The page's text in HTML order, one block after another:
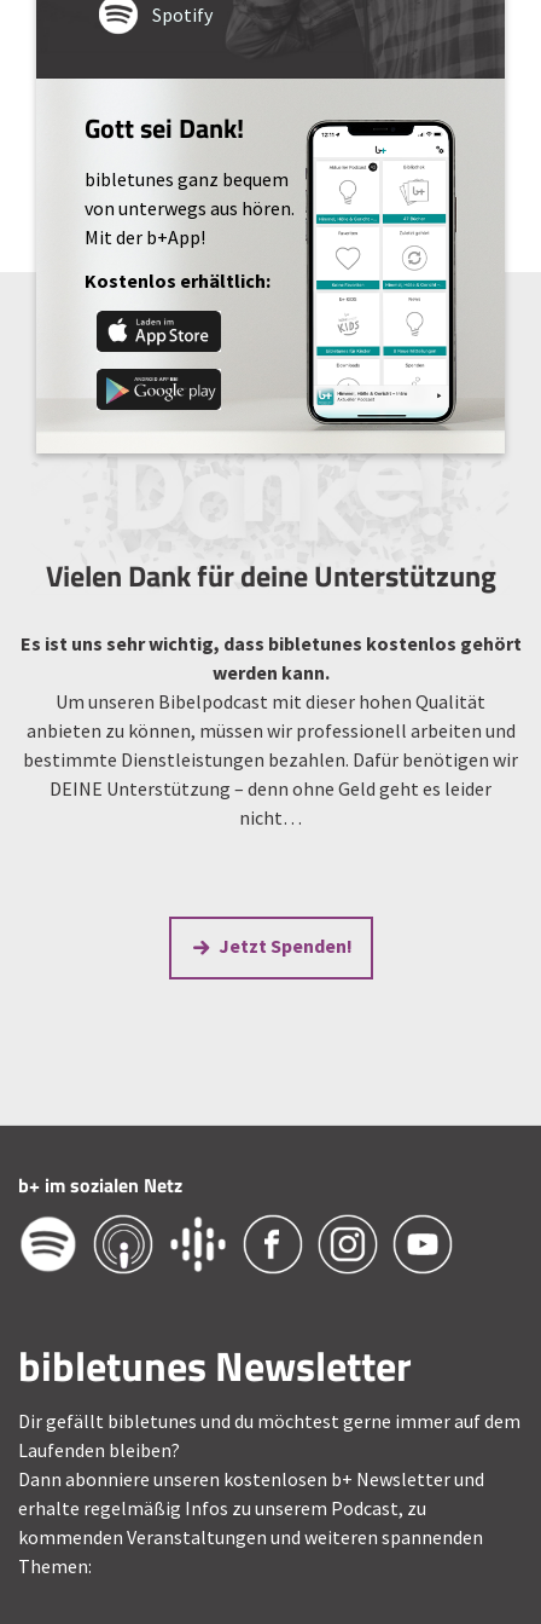
Spotify
Gott sei Dank!
bibletunes ganz bequem
von unterwegs aus hören.
Mit der b+App!
Kostenlos erhältlich:
Vielen Dank für deine Unterstützung
Es ist uns sehr wichtig, dass bibletunes kostenlos gehört
werden kann.
Um unseren Bibelpodcast mit dieser hohen Qualität
anbieten zu können, müssen wir professionell arbeiten und
bestimmte Dienstleistungen bezahlen. Dafür benötigen wir
DEINE Unterstützung – denn ohne Geld geht es leider
nicht…
Jetzt Spenden!
b+ im sozialen Netz
bibletunes Newsletter
Dir gefällt bibletunes und du möchtest gerne immer auf dem
Laufenden bleiben?
Dann abonniere unseren kostenlosen b+ Newsletter und
erhalte regelmäßig Infos zu unserem Podcast, zu
kommenden Veranstaltungen und weiteren spannenden
Themen: